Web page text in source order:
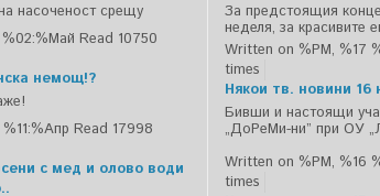
насоченост срещу
Read 10750
немощ!?
Read 17998
с мед и олово води
За предстоящия
неделя, за красивите
Written on %PM, %17
times
Някои тв. новини 16
Бивши и настоящи
„ДоРеМи-ни” при ОУ
Written on %PM, %16
times